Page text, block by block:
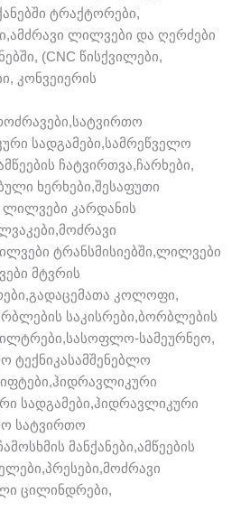
ტრაქტორები,
ლილვები და ღერძები
(CNC წისქვილები,
კონვეიერის
სადგამები,სამრეწველო
ჩატვირთვა,ჩარხები,
ხერხები,შესაფუთი
ლილვები კარდანის
ტრანსმისიებში,ლილვები
მტვრის
კოლოფი,
საკისრები,ბორბლების
სამეურნეო,
ტექნიკასამშენებლო
სადგამები,ჰიდრავლიკური
სატვირთო
მანქანები,ამწეების
ცილინდრები,